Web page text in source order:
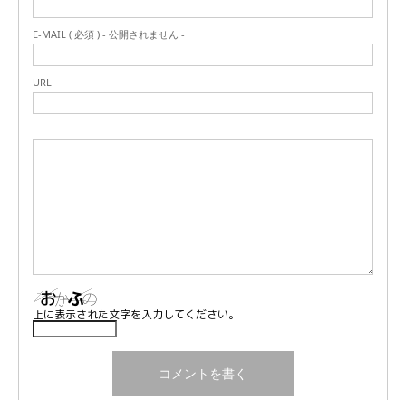
E-MAIL ( 必須 ) - 公開されません -
URL
上に表示された文字を入力してください。